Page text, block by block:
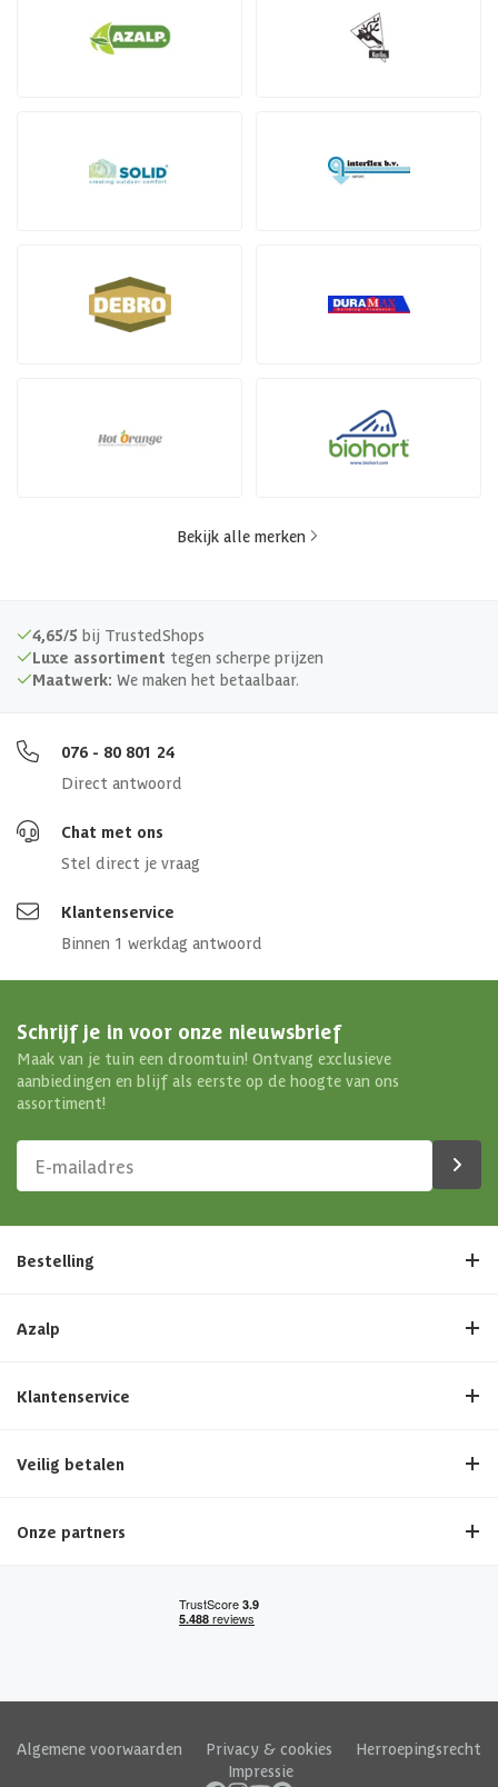
Bekijk alle merken
4,65/5 bij TrustedShops
Luxe assortiment tegen scherpe prijzen
Maatwerk: We maken het betaalbaar.
076 - 80 801 24
Direct antwoord
Chat met ons
Stel direct je vraag
Klantenservice
Binnen 1 werkdag antwoord
Schrijf je in voor onze nieuwsbrief
Maak van je tuin een droomtuin! Ontvang exclusieve
aanbiedingen en blijf als eerste op de hoogte van ons
assortiment!
Bestelling
Azalp
Klantenservice
Veilig betalen
Onze partners
Algemene voorwaarden Privacy & cookies
Herroepingsrecht
Impressie